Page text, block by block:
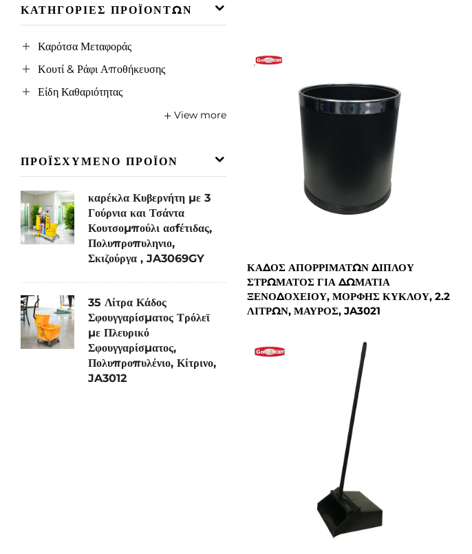
ΚΑΤΗΓΟΡΊΕΣ ΠΡΟΪΌΝΤΩΝ
Καρότσα Μεταφοράς
Κουτί & Ράφι Αποθήκευσης
Είδη Καθαριότητας
View more
ΠΡΟΪΣΧΥΜΕΝΟ ΠΡΟΪΟΝ
καρέκλα Κυβερνήτη με 3
Γούρνια και Τσάντα
Κουτσομπούλι ασfέτιδας,
Πολυπροπυληνιο,
Σκιζούργα , JA3069GY
35 Λίτρα Κάδος
Σφουγγαρίσματος Τρόλεϊ
με Πλευρικό
Σφουγγαρίσματος,
Πολυπροπυλένιο, Κίτρινο,
JA3012
ΚΆΔΟΣ ΑΠΟΡΡΙΜΑΤΩΝ ΔΙΠΛΟΎ
ΣΤΡΏΜΑΤΟΣ ΓΙΑ ΔΩΜΆΤΙΑ
ΞΕΝΟΔΟΧΕΊΟΥ, ΜΟΡΦΉΣ ΚΎΚΛΟΥ, 2.2
ΛΊΤΡΩΝ, ΜΑΎΡΟΣ, JA3021